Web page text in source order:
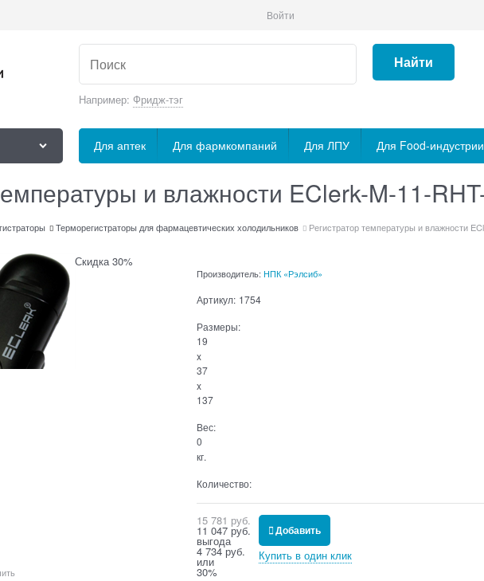
Войти
Например: Фридж-тэг
Найти
Для аптек Для фармкомпаний Для ЛПУ Для Food-индустрии
и влажности EClerk-M-11-
Терморегистраторы для фармацевтических холодильников Регистратор температуры и влажности
Скидка 30%
Производитель: НПК «Рэлсиб»
Артикул: 1754
Размеры:
19
x
37
x
137
Вес:
0
кг.
Количество:
15 781 руб.
11 047 руб.
выгода
4 734 руб.
или
30%
Добавить
Купить в один клик